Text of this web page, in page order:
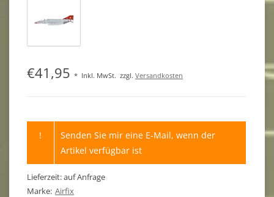
€41,95 * Inkl. MwSt. zzgl. Versandkosten
!
Senden Sie mir eine E-Mail, wenn der
Artikel verfügbar ist
Lieferzeit: auf Anfrage
Marke: Airfix